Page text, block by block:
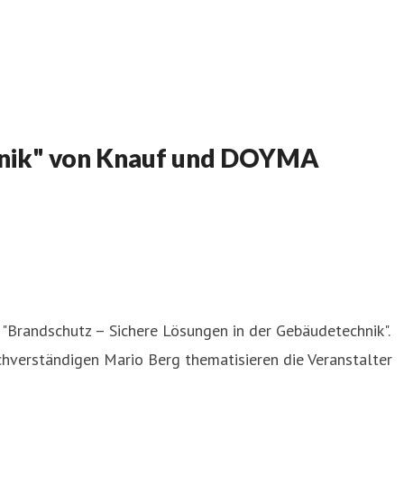
von Knauf und DOYMA
– Sichere Lösungen in der Gebäudetechnik".
Mario Berg thematisieren die Veranstalter